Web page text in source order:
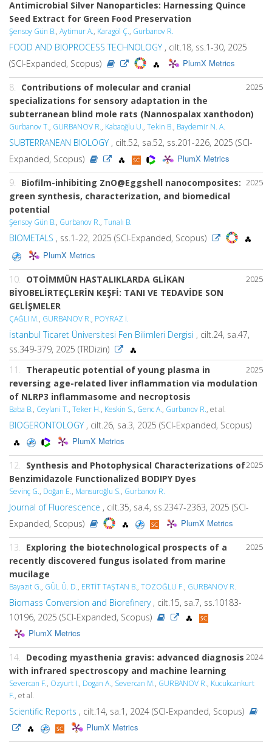
Antimicrobial Silver Nanoparticles: Harnessing Quince
Seed Extract for Green Food Preservation
Şensoy Gün B., Aytimur A., Karagöl Ç., Gurbanov R.
FOOD AND BIOPROCESS TECHNOLOGY , cilt.18, ss.1-30, 2025
(SCI-Expanded, Scopus)
PlumX Metrics
2025
8. Contributions of molecular and cranial
specializations for sensory adaptation in the
subterranean blind mole rats (Nannospalax xanthodon)
Gurbanov T., GURBANOV R., Kabaoğlu U., Tekin B., Baydemir N. A.
SUBTERRANEAN BIOLOGY , cilt.52, sa.52, ss.201-226, 2025 (SCI-
Expanded, Scopus)
PlumX Metrics
2025
9. Biofilm-inhibiting ZnO@Eggshell nanocomposites:
green synthesis, characterization, and biomedical
potential
Şensoy Gün B., Gurbanov R., Tunalı B.
BIOMETALS , ss.1-22, 2025 (SCI-Expanded, Scopus)
PlumX Metrics
2025
10. OTOİMMÜN HASTALIKLARDA GLİKAN
BİYOBELİRTEÇLERİN KEŞFİ: TANI VE TEDAVİDE SON
GELİŞMELER
ÇAĞLI M., GURBANOV R., POYRAZ İ.
İstanbul Ticaret Üniversitesi Fen Bilimleri Dergisi , cilt.24, sa.47,
ss.349-379, 2025 (TRDizin)
2025
11. Therapeutic potential of young plasma in
reversing age-related liver inflammation via modulation
of NLRP3 inflammasome and necroptosis
Baba B., Ceylani T., Teker H., Keskin S., Genc A., Gurbanov R., et al.
BIOGERONTOLOGY , cilt.26, sa.3, 2025 (SCI-Expanded, Scopus)
PlumX Metrics
2025
12. Synthesis and Photophysical Characterizations of
Benzimidazole Functionalized BODIPY Dyes
Sevinç G., Doğan E., Mansuroğlu S., Gurbanov R.
Journal of Fluorescence , cilt.35, sa.4, ss.2347-2363, 2025 (SCI-
Expanded, Scopus)
PlumX Metrics
2025
13. Exploring the biotechnological prospects of a
recently discovered fungus isolated from marine
mucilage
Bayazıt G., GÜL Ü. D., ERTİT TAŞTAN B., TOZOĞLU F., GURBANOV R.
Biomass Conversion and Biorefinery, cilt.15, sa.7, ss.10183-
10196, 2025 (SCI-Expanded, Scopus)
PlumX Metrics
2024
14. Decoding myasthenia gravis: advanced diagnosis
with infrared spectroscopy and machine learning
Severcan F., Ozyurt I., Dogan A., Severcan M., GURBANOV R., Kucukcankurt
F., et al.
Scientific Reports , cilt.14, sa.1, 2024 (SCI-Expanded, Scopus)
PlumX Metrics